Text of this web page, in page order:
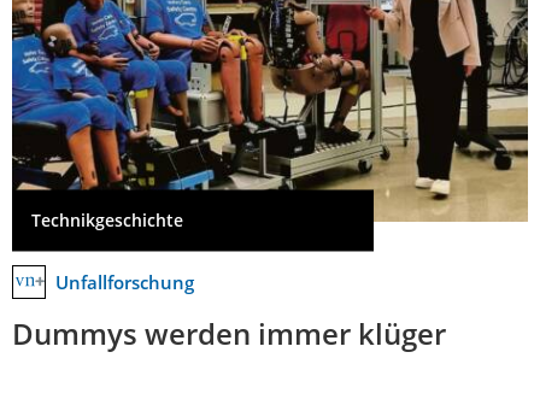
Technikgeschichte
Unfallforschung
Dummys werden immer klüger